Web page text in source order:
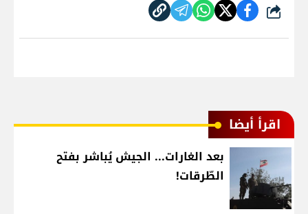
شارك
اقرأ أيضا
بعد الغارات... الجيش يُباشر بفتح
الطّرقات!